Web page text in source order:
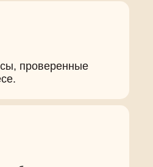
проверенные